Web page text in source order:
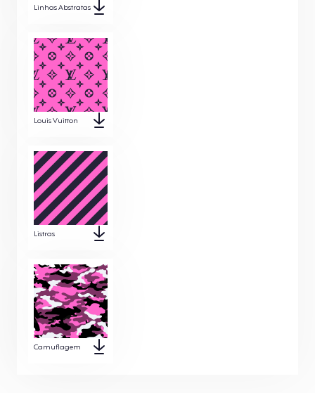
Linhas Abstratas
Louis Vuitton
Listras
Camuflagem